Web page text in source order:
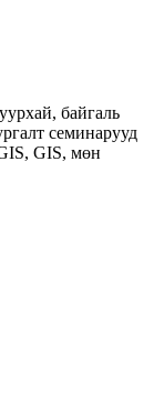
байгаль
семинарууд
GIS, мөн